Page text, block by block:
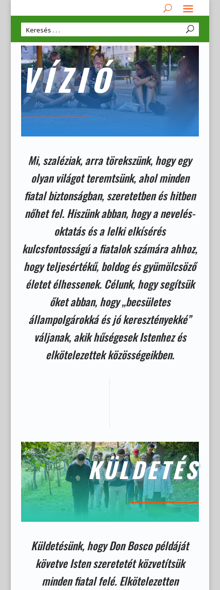
VÍZIÓ
Mi, szaléziak, arra törekszünk, hogy egy
olyan világot teremtsünk, ahol minden
fiatal biztonságban, szeretetben és hitben
nőhet fel. Hiszünk abban, hogy a nevelés-
oktatás és a lelki elkísérés
kulcsfontosságú a fiatalok számára ahhoz,
hogy teljesértékű, boldog és gyümölcsöző
életet élhessenek. Célunk, hogy segítsük
őket abban, hogy „becsületes
állampolgárokká és jó keresztényekké”
váljanak, akik hűségesek Istenhez és
elkötelezettek közösségeikben.
KÜLDETÉS
Küldetésünk, hogy Don Bosco példáját
követve Isten szeretetét közvetítsük
minden fiatal felé. Elkötelezetten